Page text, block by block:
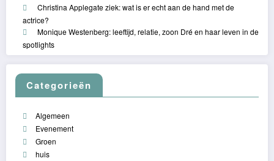
Christina Applegate ziek: wat is er echt aan de hand met de
actrice?
Monique Westenberg: leeftijd, relatie, zoon Dré en haar leven in de
spotlights
Categorieën
Algemeen
Evenement
Groen
huis